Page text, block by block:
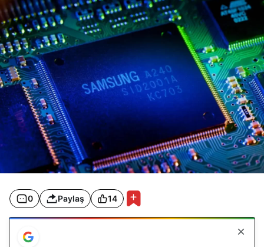
0 Paylaş 14